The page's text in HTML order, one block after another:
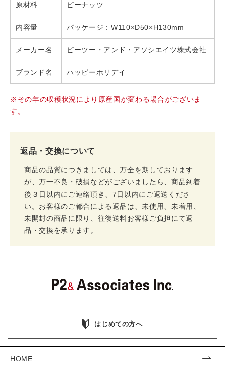
原材料 ピーナッツ
内容量 パッケージ：W110×D50×H130mm
メーカー名 ピーツー・アンド・アソシエイツ株式会社
ブランド名 ハッピーホリデイ
※その年の収穫状況により原産国が変わる場合がございま
す。
返品・交換について
商品の品質につきましては、万全を期しております
が、万一不良・破損などがございましたら、商品到着
後３日以内にご連絡頂き、7日以内にご返送くださ
い。お客様のご都合による返品は、未使用、未着用、
未開封の商品に限り、往復送料お客様ご負担にて返
品・交換を承ります。
はじめての方へ
HOME